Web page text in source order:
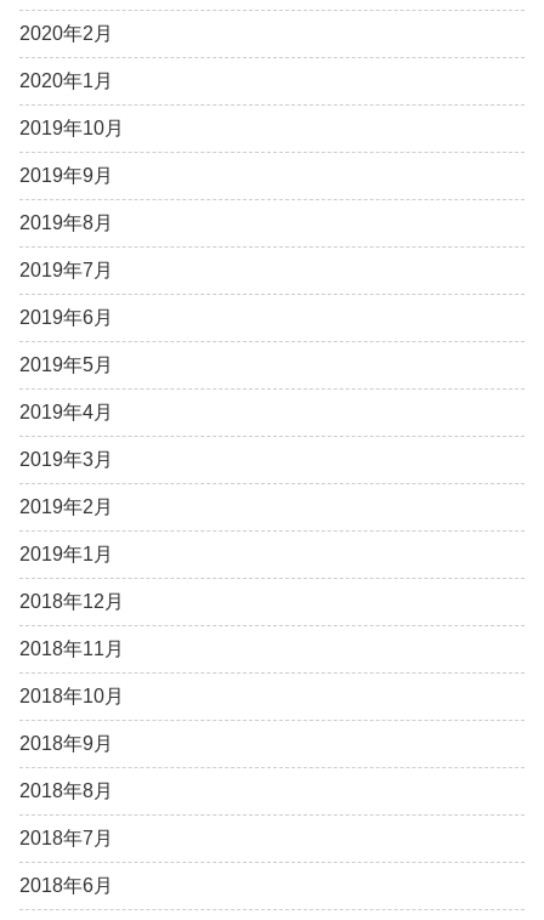
2020年2月
2020年1月
2019年10月
2019年9月
2019年8月
2019年7月
2019年6月
2019年5月
2019年4月
2019年3月
2019年2月
2019年1月
2018年12月
2018年11月
2018年10月
2018年9月
2018年8月
2018年7月
2018年6月